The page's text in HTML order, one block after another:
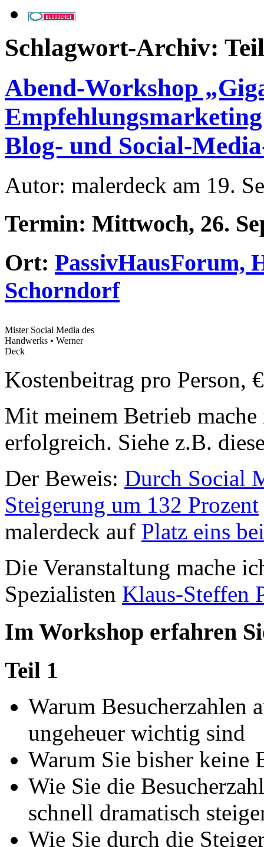
Schlagwort-Archiv:
Abend-Workshop
Blog- und Social-
Autor: malerdeck am 19.
Termin: Mittwoch, 26.
Ort: PassivHausForum,
Schorndorf
Mister Social Media des
Handwerks • Werner
Deck
Kostenbeitrag pro Person,
Mit meinem Betrieb mache
erfolgreich. Siehe z.B.
Der Beweis: Durch Social
Steigerung um 132 Prozent
malerdeck auf Platz eins
Die Veranstaltung mache
Spezialisten Klaus-Steffen
Im Workshop erfahren
Teil 1
Warum Besucherzahlen
ungeheuer wichtig sind
Warum Sie bisher keine
Wie Sie die
schnell dramatisch
Wie Sie durch die